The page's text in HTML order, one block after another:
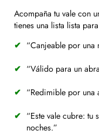
Acompaña tu vale con
tienes una lista lista
“Canjeable por una
“Válido para un
“Redimible por una
“Este vale cubre: tu
noches.”